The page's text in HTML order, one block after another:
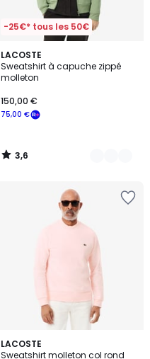
-25€* tous les 50€
LACOSTE
Sweatshirt à capuche zippé
molleton
75,00 €
150,00 €
3,6
/ 5
2
Couleurs
3,6
/
LACOSTE
Sweatshirt molleton col rond
4,5
/ 5
11